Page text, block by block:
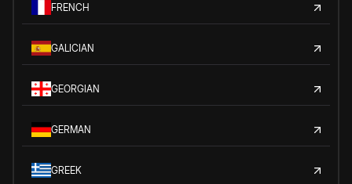
FRENCH
GALICIAN
GEORGIAN
GERMAN
GREEK